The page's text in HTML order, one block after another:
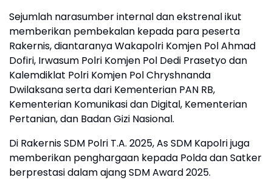
Sejumlah narasumber internal dan ekstrenal ikut
memberikan pembekalan kepada para peserta
Rakernis, diantaranya Wakapolri Komjen Pol Ahmad
Dofiri, Irwasum Polri Komjen Pol Dedi Prasetyo dan
Kalemdiklat Polri Komjen Pol Chryshnanda
Dwilaksana serta dari Kementerian PAN RB,
Kementerian Komunikasi dan Digital, Kementerian
Pertanian, dan Badan Gizi Nasional.
Di Rakernis SDM Polri T.A. 2025, As SDM Kapolri juga
memberikan penghargaan kepada Polda dan Satker
berprestasi dalam ajang SDM Award 2025.